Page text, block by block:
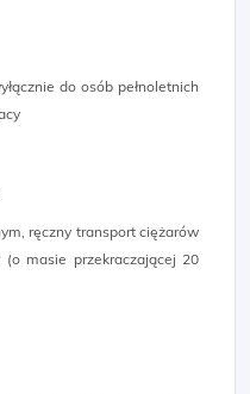
do osób pełnoletnich
ręczny transport ciężarów
masie przekraczającej 20